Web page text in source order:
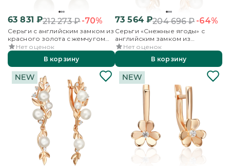
63 831 ₽212 273₽-70%
Серьги с английским замком из
красного золота с жемчугом
культивированным и
фианитами
Нет оценок
В корзину
73 564₽204 696₽-64%
Серьги «Снежные ягоды» с
английским замком из
красного золота с жемчугом
культивированным и
фианитами
Нет оценок
В корзину